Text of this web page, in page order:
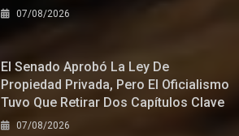
07/08/2026
El Senado Aprobó La Ley De
Propiedad Privada, Pero El Oficialismo
Tuvo Que Retirar Dos Capítulos Clave
07/08/2026